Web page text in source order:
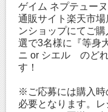
ゲイム ネプテュー
通販サイト楽天市
ンショップにてご
選で3名様に『等身
ニ or シエル のど
す！
※ご応募には購入時
必要となります。